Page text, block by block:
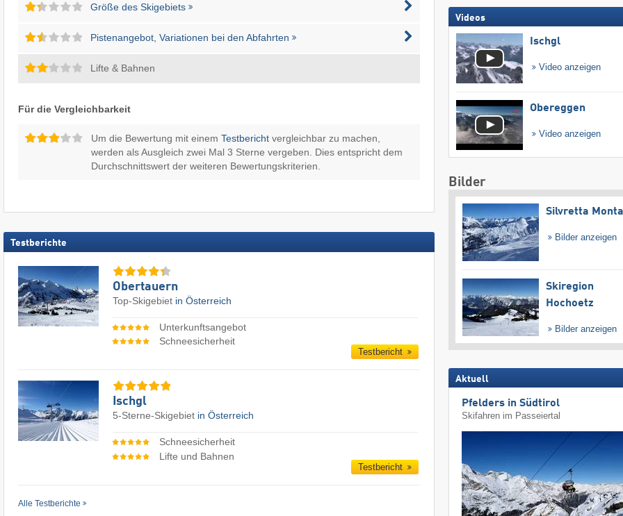
Größe des Skigebiets
Pistenangebot, Variationen bei den Abfahrten
Lifte & Bahnen
Für die Vergleichbarkeit
Um die Bewertung mit einem Testberichtvergleichbar zu machen,
werden als Ausgleich zwei Mal 3 Sterne vergeben. Dies entspricht dem
Durchschnittswert der weiteren Bewertungskriterien.
Testberichte
Obertauern
Top-Skigebiet in Österreich
Unterkunftsangebot
Schneesicherheit
Testbericht
Ischgl
5-Sterne-Skigebiet in Österreich
Schneesicherheit
Lifte und Bahnen
Testbericht
Alle Testberichte
Videos
Ischgl
Video anzeigen
Obereggen
Video anzeigen
Bilder
Silvretta
Bilder anzeigen
Skiregion
Hochoetz
Bilder anzeigen
Aktuell
Pfelders in Südtirol
Skifahren im Passeiertal